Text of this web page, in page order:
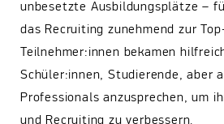
unbesetzte Ausbildungsplätze –
das Recruiting zunehmend zur
Teilnehmer:innen bekamen
Schüler:innen, Studierende, aber
Professionals anzusprechen, um
und Recruiting zu verbessern.